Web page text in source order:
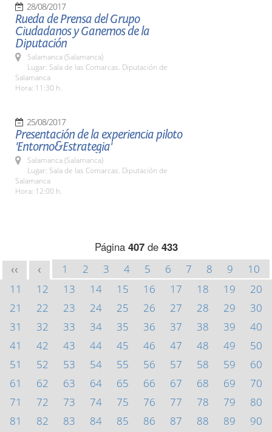
28/08/2017
Rueda de Prensa del Grupo
Ciudadanos y Ganemos de la
Diputación
Salamanca (Salamanca)
Lugar: Sala de las Comarcas. Diputación de
Salamanca
Hora: 11:30 h.
25/08/2017
Presentación de la experiencia piloto
'Entorno&Estrategia'
Salamanca (Salamanca)
Lugar: Sala de las Comarcas. Diputación de
Salamanca
Hora: 12:00 h.
Página 407de 433
<< < 1 2 3 4 5 6 7 8 9
10
11
12 13 14 15 16 17 18 19
20
21
22 23 24 25 26 27 28 29
30
31
32 33 34 35 36 37 38 39
40
41
42 43 44 45 46 47 48 49
50
51
52 53 54 55 56 57 58 59
60
61
62 63 64 65 66 67 68 69
70
71
72 73 74 75 76 77 78 79
80
81
82 83 84 85 86 87 88 89
90